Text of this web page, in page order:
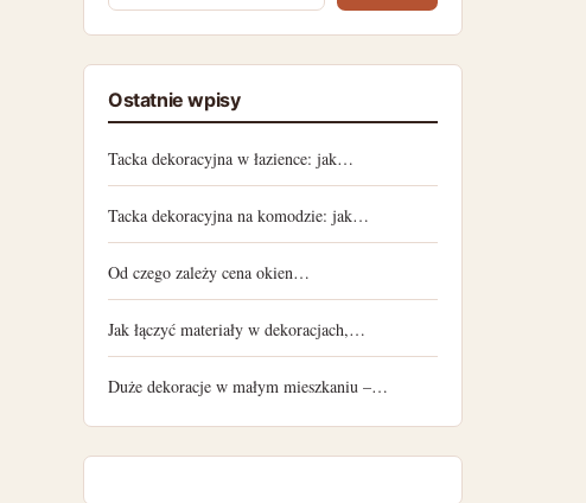
Ostatnie wpisy
Tacka dekoracyjna w łazience: jak…
Tacka dekoracyjna na komodzie: jak…
Od czego zależy cena okien…
Jak łączyć materiały w dekoracjach,…
Duże dekoracje w małym mieszkaniu –…